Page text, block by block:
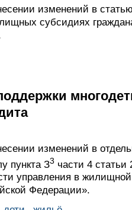
изменений в
субсидиях
изменений в
пункта З3 части 4 статьи
управления в
Федерации».